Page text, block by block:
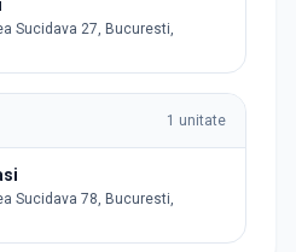
Sucidava 27, Bucuresti,
1 unitate
Sucidava 78, Bucuresti,